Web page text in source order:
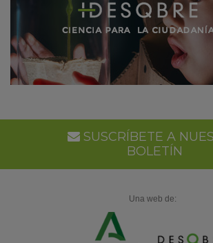
SUSCRÍBETE A
BOLETÍN
Una web de: